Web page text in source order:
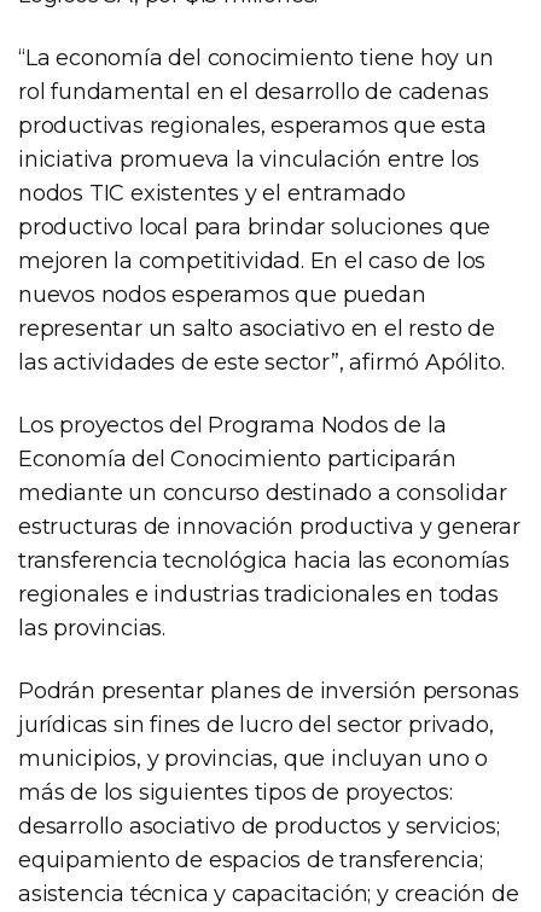
“La economía del conocimiento tiene hoy un
rol fundamental en el desarrollo de cadenas
productivas regionales, esperamos que esta
iniciativa promueva la vinculación entre los
nodos TIC existentes y el entramado
productivo local para brindar soluciones que
mejoren la competitividad. En el caso de los
nuevos nodos esperamos que puedan
representar un salto asociativo en el resto de
las actividades de este sector”, afirmó Apólito.
Los proyectos del Programa Nodos de la
Economía del Conocimiento participarán
mediante un concurso destinado a consolidar
estructuras de innovación productiva y generar
transferencia tecnológica hacia las economías
regionales e industrias tradicionales en todas
las provincias.
Podrán presentar planes de inversión personas
jurídicas sin fines de lucro del sector privado,
municipios, y provincias, que incluyan uno o
más de los siguientes tipos de proyectos:
desarrollo asociativo de productos y servicios;
equipamiento de espacios de transferencia;
asistencia técnica y capacitación; y creación de